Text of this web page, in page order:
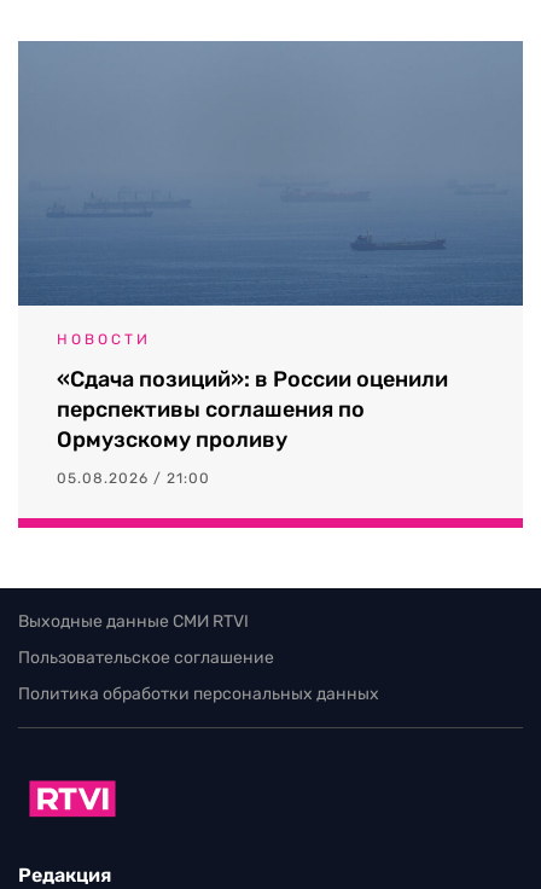
НОВОСТИ
«Сдача позиций»: в России оценили
перспективы соглашения по
Ормузскому проливу
05.08.2026 / 21:00
Выходные данные СМИ RTVI
Пользовательское соглашение
Политика обработки персональных данных
Редакция